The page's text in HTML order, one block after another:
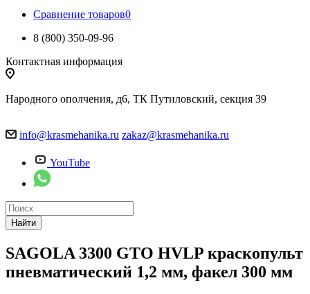
Сравнение товаров0
8 (800) 350-09-96
Контактная информация
Народного ополчения, д6, ТК Путиловский, секция 39
info@krasmehanika.ru zakaz@krasmehanika.ru
YouTube
Найти
SAGOLA 3300 GTO HVLP краскопульт
пневматический 1,2 мм, факел 300 мм